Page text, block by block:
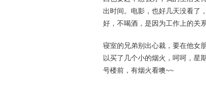
出时间。电影，也好几天没看了
好，不喝酒，是因为工作上的关系
寝室的兄弟别出心裁，要在他女
以买了几个小的烟火，呵呵，星
号楼前，有烟火看噢~~